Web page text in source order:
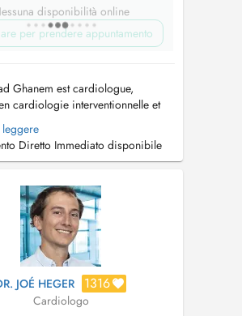
disponibilità online
per prendere appuntamento
Ghanem est cardiologue,
cardiologie interventionnelle et
Il exerce actuellement en tant que
au Centre Hospitalier de
(CHL) depuis mai 2025, tout en
2022), avec des...
Diretto Immediato disponibile
JOÉ HEGER 1316
Cardiologo